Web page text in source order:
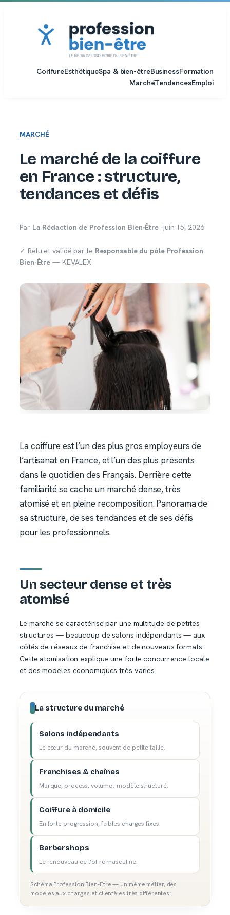
CoiffureEsthétiqueSpa & bien-êtreBusinessFormation
MarchéTendancesEmploi
MARCHÉ
Le marché de la coiffure
en France : structure,
tendances et défis
Par La Rédaction de Profession Bien-Être ·juin 15, 2026
✓ Relu et validé par le Responsable du pôle Profession
Bien-Être — KEVALEX
La coiffure est l’un des plus gros employeurs de
l’artisanat en France, et l’un des plus présents
dans le quotidien des Français. Derrière cette
familiarité se cache un marché dense, très
atomisé et en pleine recomposition. Panorama de
sa structure, de ses tendances et de ses défis
pour les professionnels.
Un secteur dense et très
atomisé
Le marché se caractérise par une multitude de petites
structures — beaucoup de salons indépendants — aux
côtés de réseaux de franchise et de nouveaux formats.
Cette atomisation explique une forte concurrence locale
et des modèles économiques très variés.
La structure du marché
Salons indépendants
Le cœur du marché, souvent de petite taille.
Franchises & chaînes
Marque, process, volume ; modèle structuré.
Coiffure à domicile
En forte progression, faibles charges fixes.
Barbershops
Le renouveau de l’offre masculine.
Schéma Profession Bien-Être — un même métier, des
modèles aux charges et clientèles très différentes.